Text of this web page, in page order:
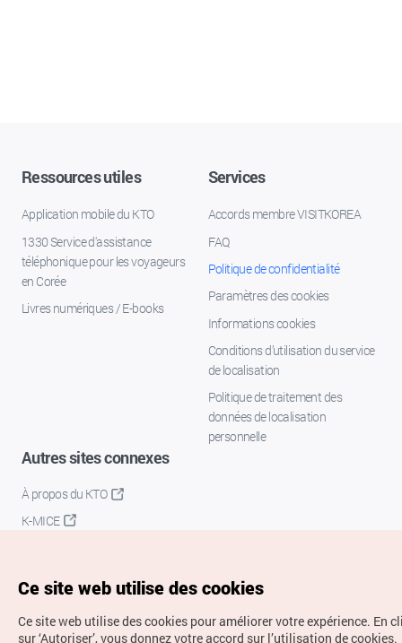
Ressources utiles
Application mobile du KTO
1330 Service d'assistance
téléphonique pour les voyageurs
en Corée
Livres numériques / E-books
Services
Accords membre VISITKOREA
FAQ
Politique de confidentialité
Paramètres des cookies
Informations cookies
Conditions d’utilisation du service
de localisation
Politique de traitement des
données de localisation
personnelle
Autres sites connexes
À propos du KTO
K-MICE
Ce site web utilise des cookies
Ce site web utilise des cookies pour améliorer votre expérience. En
sur ‘Autoriser’, vous donnez votre accord sur l’utilisation de cookies.